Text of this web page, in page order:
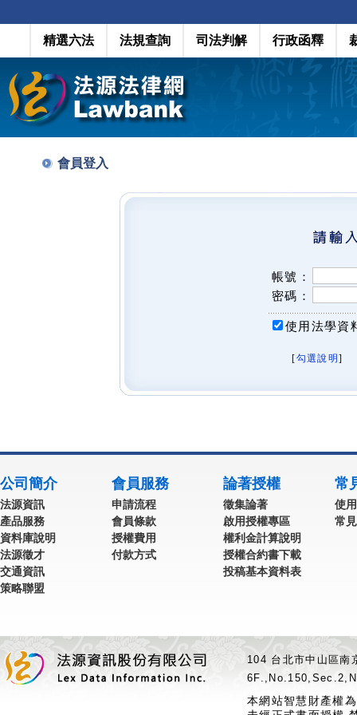
精選六法 法規查詢 司法判解 行政函釋
會員登入
帳號：
密碼：
使用法學資
[勾選說明 ]
公司簡介
法源資訊
產品服務
資料庫說明
法源徵才
交通資訊
策略聯盟
會員服務
申請流程
會員條款
授權費用
付款方式
論著授權
徵集論著
啟用授權專區
權利金計算說明
授權合約書下載
投稿基本資料表
常
使
常
104 台北市中山區
本網站智慧財產權